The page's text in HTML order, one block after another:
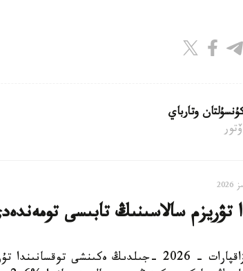
وتارباي
تۋريزم سالاسىنىڭ تابىسى
استانا. قازاقپارات - 2026 -جىلدىڭ